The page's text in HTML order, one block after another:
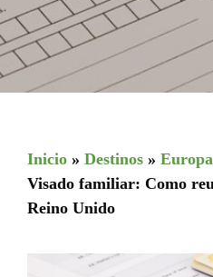
Inicio » Destinos » Europa
Visado familiar: Como
Reino Unido